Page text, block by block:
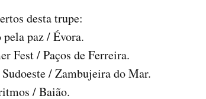
desta trupe:
paz / Évora.
Fest / Paços de Ferreira.
/ Zambujeira do Mar.
/ Baião.